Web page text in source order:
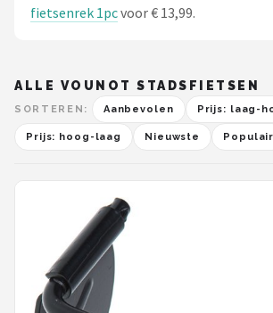
fietsenrek 1pcvoor € 13,99.
ALLE VOUNOT STADSFIETSEN
SORTEREN: Aanbevolen Prijs: laag-
Prijs: hoog-laag Nieuwste Populair